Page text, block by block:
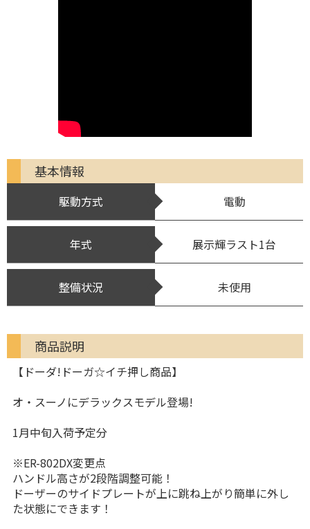
基本情報
駆動方式 電動
年式 展示輝ラスト1台
整備状況 未使用
商品説明
【ドーダ!ドーガ☆イチ押し商品】
オ・スーノにデラックスモデル登場!
1月中旬入荷予定分
※ER-802DX変更点
ハンドル高さが2段階調整可能！
ドーザーのサイドプレートが上に跳ね上がり簡単に外し
た状態にできます！